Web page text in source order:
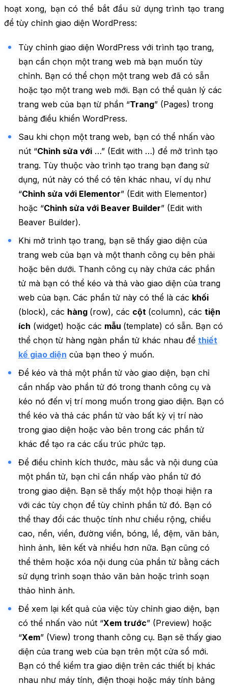
hoạt xong, bạn có thể bắt đầu sử dụng trình tạo trang
để tùy chỉnh giao diện WordPress:
Tùy chỉnh giao diện WordPress với trình tạo trang,
bạn cần chọn một trang web mà bạn muốn tùy
chỉnh. Bạn có thể chọn một trang web đã có sẵn
hoặc tạo một trang web mới. Bạn có thể quản lý các
trang web của bạn từ phần “Trang” (Pages) trong
bảng điều khiển WordPress.
Sau khi chọn một trang web, bạn có thể nhấn vào
nút “Chỉnh sửa với …” (Edit with …) để mở trình tạo
trang. Tùy thuộc vào trình tạo trang bạn đang sử
dụng, nút này có thể có tên khác nhau, ví dụ như
“Chỉnh sửa với Elementor” (Edit with Elementor)
hoặc “Chỉnh sửa với Beaver Builder” (Edit with
Beaver Builder).
Khi mở trình tạo trang, bạn sẽ thấy giao diện của
trang web của bạn và một thanh công cụ bên phải
hoặc bên dưới. Thanh công cụ này chứa các phần
tử mà bạn có thể kéo và thả vào giao diện của trang
web của bạn. Các phần tử này có thể là các khối
(block), các hàng (row), các cột (column), các tiện
ích (widget) hoặc các mẫu (template) có sẵn. Bạn có
thể chọn từ hàng ngàn phần tử khác nhau để thiết
kế giao diện của bạn theo ý muốn.
Để kéo và thả một phần tử vào giao diện, bạn chỉ
cần nhấp vào phần tử đó trong thanh công cụ và
kéo nó đến vị trí mong muốn trong giao diện. Bạn có
thể kéo và thả các phần tử vào bất kỳ vị trí nào
trong giao diện hoặc vào bên trong các phần tử
khác để tạo ra các cấu trúc phức tạp.
Để điều chỉnh kích thước, màu sắc và nội dung của
một phần tử, bạn chỉ cần nhấp vào phần tử đó
trong giao diện. Bạn sẽ thấy một hộp thoại hiện ra
với các tùy chọn để tùy chỉnh phần tử đó. Bạn có
thể thay đổi các thuộc tính như chiều rộng, chiều
cao, nền, viền, đường viền, bóng, lề, đệm, văn bản,
hình ảnh, liên kết và nhiều hơn nữa. Bạn cũng có
thể thêm hoặc xóa nội dung của phần tử bằng cách
sử dụng trình soạn thảo văn bản hoặc trình soạn
thảo hình ảnh.
Để xem lại kết quả của việc tùy chỉnh giao diện, bạn
có thể nhấn vào nút “Xem trước” (Preview) hoặc
“Xem” (View) trong thanh công cụ. Bạn sẽ thấy giao
diện của trang web của bạn trên một cửa sổ mới.
Bạn có thể kiểm tra giao diện trên các thiết bị khác
nhau như máy tính, điện thoại hoặc máy tính bảng